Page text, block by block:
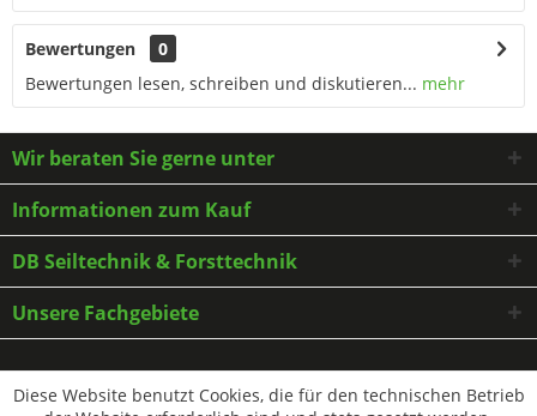
Bewertungen
0
Bewertungen lesen, schreiben und diskutieren... mehr
Wir beraten Sie gerne unter
Informationen zum Kauf
DB Seiltechnik & Forsttechnik
Unsere Fachgebiete
* Alle Preise inkl. gesetzl. Mehrwertsteuer zzgl.Versandkostenund ggf.
Nachnahmegebühren, wenn nicht anders beschrieben
Diese Website benutzt Cookies, die für den technischen Betrieb